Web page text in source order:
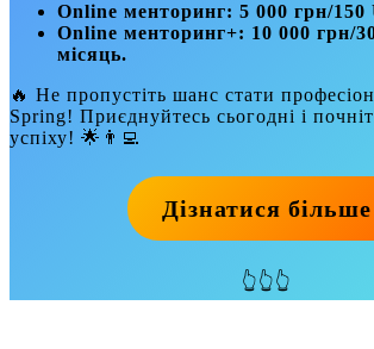
Online менторинг: 5 000 грн/150
Online менторинг+: 10 000 грн/
місяць.
🔥 Не пропустіть шанс стати
Spring! Приєднуйтесь сьогодні і
успіху! 🌟👨‍💻
Дізнатися більше
👆👆👆